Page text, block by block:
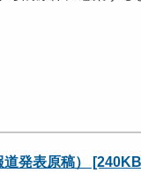
発表原稿）